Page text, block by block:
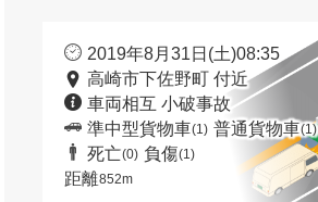
2019年8月31日(土)08:35
高崎市下佐野町 付近
車両相互 小破事故
準中型貨物車(1) 普通貨物車(1)
死亡(0) 負傷(1)
距離852m